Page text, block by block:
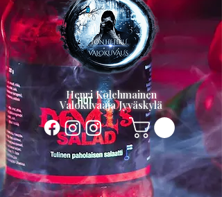
Henri Kolehmainen
Valokuvaaja Jyväskylä